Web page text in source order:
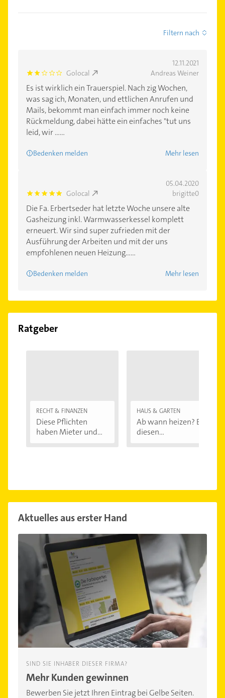
Filtern nach
12.11.2021
2.0 Golocal Andreas Weiner
Es ist wirklich ein Trauerspiel. Nach zig Wochen,
was sag ich, Monaten, und ettlichen Anrufen und
Mails, bekommt man einfach immer noch keine
Rückmeldung, dabei hätte ein einfaches "tut uns
leid, wir ......
Bedenken melden Mehr lesen
05.04.2020
5.0 Golocal brigitte0
Die Fa. Erbertseder hat letzte Woche unsere alte
Gasheizung inkl. Warmwasserkessel komplett
erneuert. Wir sind super zufrieden mit der
Ausführung der Arbeiten und mit der uns
empfohlenen neuen Heizung......
Bedenken melden Mehr lesen
Ratgeber
RECHT & FINANZEN
Diese Pflichten
haben Mieter und...
HAUS & GARTEN
Ab wann heizen? Bei
diesen
Aktuelles aus erster Hand
SIND SIE INHABER DIESER FIRMA?
Mehr Kunden gewinnen
Bewerben Sie jetzt Ihren Eintrag bei Gelbe Seiten.